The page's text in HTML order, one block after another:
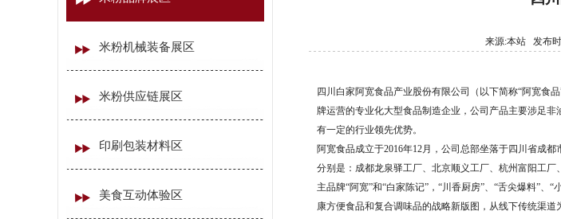
米粉机械装备展区
米粉供应链展区
印刷包装材料区
美食互动体验区
来源:本站 发布时
四川白家阿宽食品产业股份有限公司（以下简称“阿宽食
牌运营的专业化大型食品制造企业，公司产品主要涉足
有一定的行业领先优势。
阿宽食品成立于2016年12月，公司总部坐落于四川省成
分别是：成都龙泉驿工厂、北京顺义工厂、杭州富阳工
主品牌“阿宽”和“白家陈记”，“川香厨房”、“舌尖爆料”
康方便食品和复合调味品的战略新版图，从线下传统渠